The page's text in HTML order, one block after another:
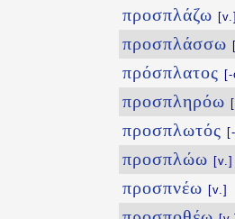
προσπλάζω [v.]
προσπλάσσω
πρόσπλατος
προσπληρόω
προσπλωτός
προσπλώω [v.]
προσπνέω [v.]